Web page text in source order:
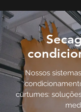
Nossos
curtumes: